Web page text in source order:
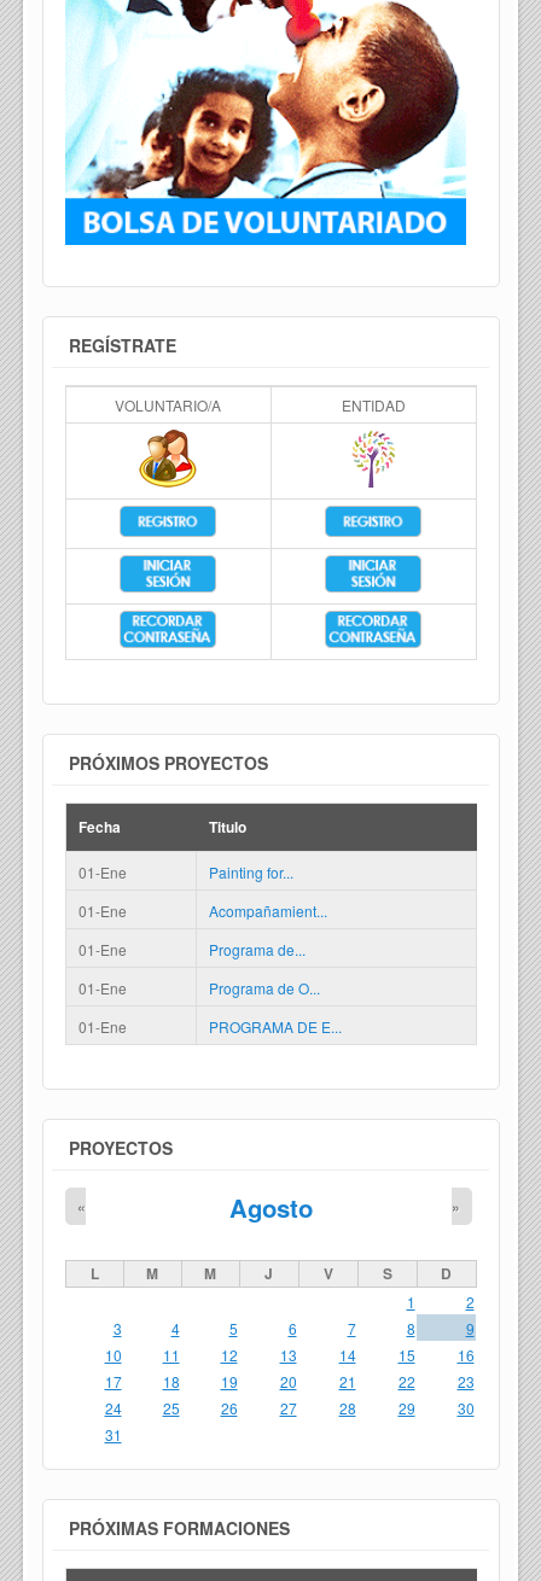
REGÍSTRATE
VOLUNTARIO/A ENTIDAD
PRÓXIMOS PROYECTOS
Fecha Titulo
01-Ene
Painting for...
01-Ene
Acompañamient...
01-Ene
Programa de...
01-Ene
Programa de O...
01-Ene
PROGRAMA DE E...
PROYECTOS
Agosto
« »
L M M J V S D
1
2
3
4 5 6 7 8
9
10
11 12 13 14 15
16
17
18 19 20 21 22
23
24
25 26 27 28 29
30
31
PRÓXIMAS FORMACIONES